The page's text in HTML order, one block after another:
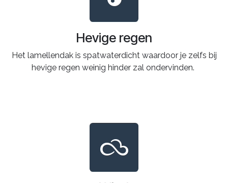
Hevige regen
Het lamellendak is spatwaterdicht waardoor je zelfs bij
hevige regen weinig hinder zal ondervinden.